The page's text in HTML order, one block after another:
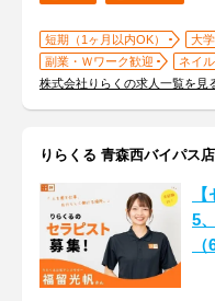
短期（1ヶ月以内OK） 大
副業・Ｗワーク歓迎
ネイ
株式会社りらくの求人一覧を見
りらくる 青森西バイパス店
5